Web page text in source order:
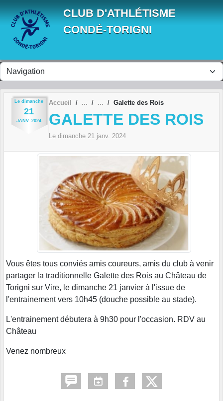
CLUB D'ATHLÉTISME
CONDÉ-TORIGNI
Le dimanche
21
JANV. 2024
Accueil Galette des Rois
GALETTE DES ROIS
Le dimanche 21 janv. 2024
Vous êtes tous conviés amis coureurs, amis du club à venir
partager la traditionnelle Galette des Rois au Château de
Torigni sur Vire, le dimanche 21 janvier à l'issue de
l'entrainement vers 10h45 (douche possible au stade).
L'entrainement débutera à 9h30 pour l'occasion. RDV au
Château
Venez nombreux